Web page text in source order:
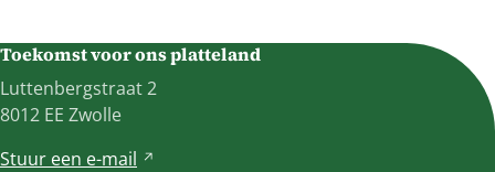
Toekomst voor ons platteland
Luttenbergstraat 2
8012 EE Zwolle
Stuur een e-mail